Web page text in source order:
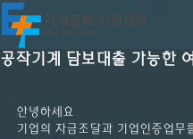
공작기계 담보대출 가능한
안녕하세요
기업의 자금조달과 기업인증업무